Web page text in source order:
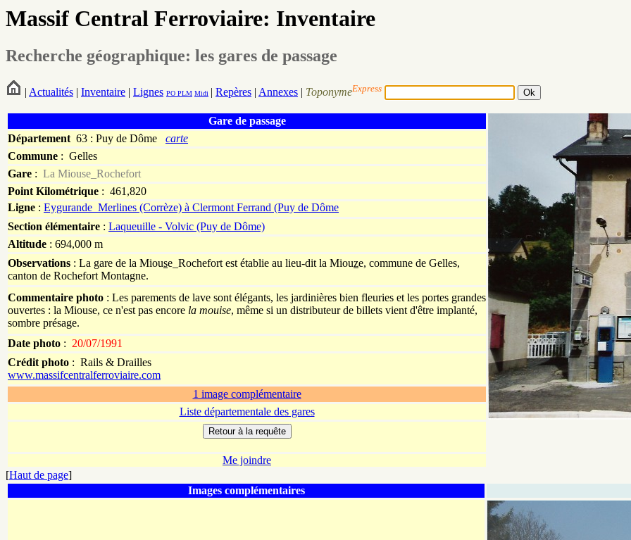
Massif Central Ferroviaire: Inventaire
Recherche géographique: les gares de passage
| Actualités | Inventaire | Lignes PO PLM Midi | Repères | Annexes | ToponymeExpress
Gare de passage
Département 63 : Puy de Dôme carte
Commune : Gelles
Gare : La Miouse_Rochefort
Point Kilométrique : 461,820
Ligne : Eygurande_Merlines (Corrèze) à Clermont Ferrand (Puy de Dôme
Section élémentaire : Laqueuille - Volvic (Puy de Dôme)
Altitude : 694,000 m
Observations : La gare de la Miouse_Rochefort est établie au lieu-dit la Miouze, commune de Gelles,
canton de Rochefort Montagne.
Commentaire photo : Les parements de lave sont élégants, les jardinières bien fleuries et les portes grandes
ouvertes : la Miouse, ce n'est pas encore la mouise, même si un distributeur de billets vient d'être implanté,
sombre présage.
Date photo : 20/07/1991
Crédit photo : Rails & Drailles
www.massifcentralferroviaire.com
1 image complémentaire
Liste départementale des gares
Me joindre
[Haut de page]
Images complémentaires